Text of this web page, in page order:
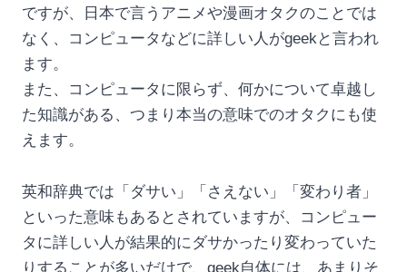
ですが、日本で言うアニメや漫画オタクのことでは
なく、コンピュータなどに詳しい人がgeekと言われ
ます。
また、コンピュータに限らず、何かについて卓越し
た知識がある、つまり本当の意味でのオタクにも使
えます。
英和辞典では「ダサい」「さえない」「変わり者」
といった意味もあるとされていますが、コンピュー
タに詳しい人が結果的にダサかったり変わっていた
りすることが多いだけで、geek自体には、あまりそ